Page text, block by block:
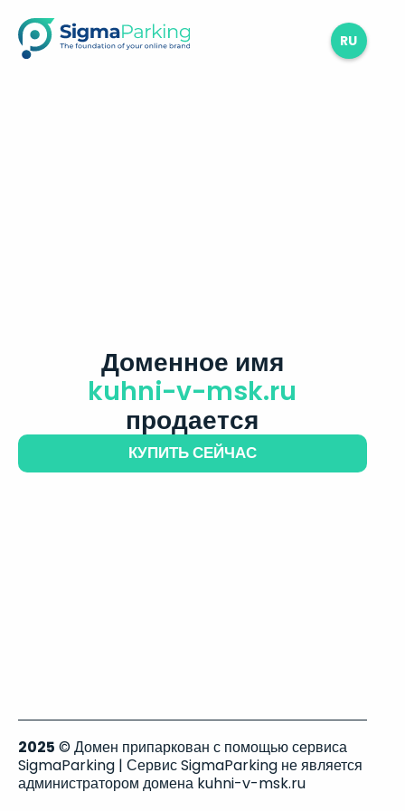
RU
Доменное имя
kuhni-v-msk.ru
продается
КУПИТЬ СЕЙЧАС
2025 © Домен припаркован с помощью сервиса
SigmaParking | Сервис SigmaParking не является
администратором домена kuhni-v-msk.ru